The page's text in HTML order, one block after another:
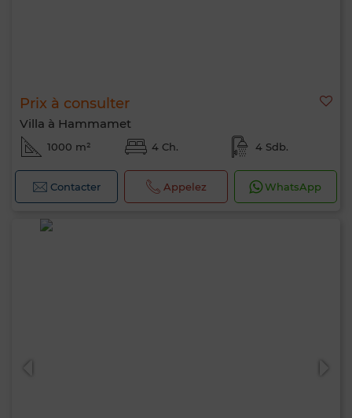
Prix à consulter
Villa à Hammamet
1000 m² 4 Ch. 4 Sdb.
Contacter Appelez WhatsApp